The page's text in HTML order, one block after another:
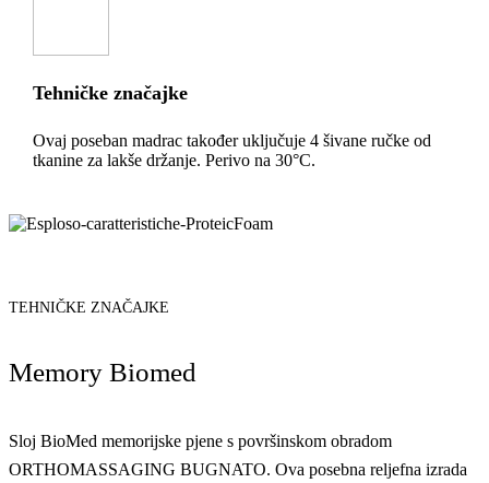
Tehničke značajke
Ovaj poseban madrac također uključuje 4 šivane ručke od
tkanine za lakše držanje. Perivo na 30°C.
TEHNIČKE ZNAČAJKE
Memory Biomed
Sloj BioMed memorijske pjene s površinskom obradom
ORTHOMASSAGING BUGNATO. Ova posebna reljefna izrada